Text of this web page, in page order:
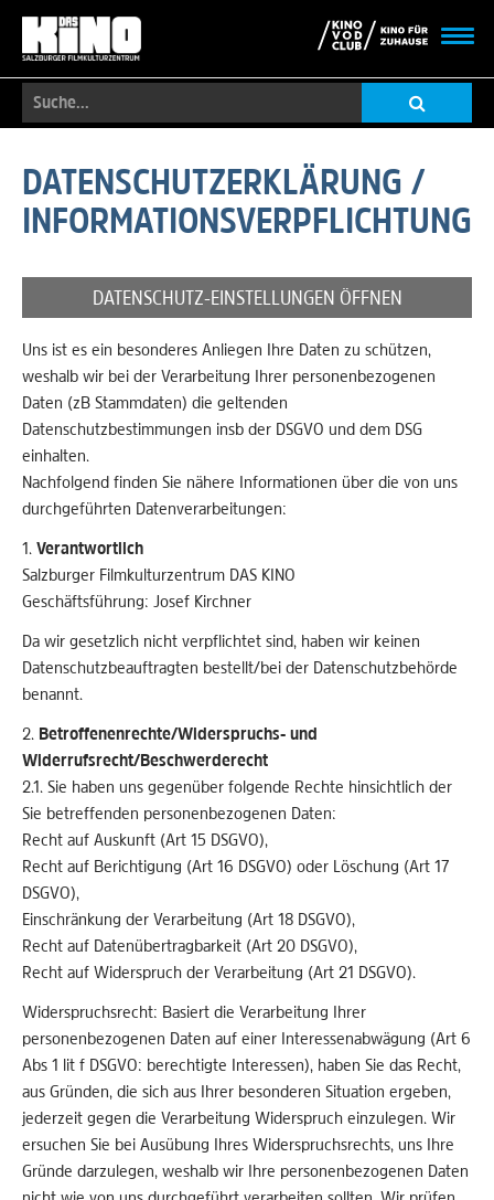
main
content
Suche...
DATENSCHUTZERKLÄRUNG /
INFORMATIONSVERPFLICHTUNG
DATENSCHUTZ-EINSTELLUNGEN ÖFFNEN
Uns ist es ein besonderes Anliegen Ihre Daten zu schützen,
weshalb wir bei der Verarbeitung Ihrer personenbezogenen
Daten (zB Stammdaten) die geltenden
Datenschutzbestimmungen insb der DSGVO und dem DSG
einhalten.
Nachfolgend finden Sie nähere Informationen über die von uns
durchgeführten Datenverarbeitungen:
1. Verantwortlich
Salzburger Filmkulturzentrum DAS KINO
Geschäftsführung: Josef Kirchner
Da wir gesetzlich nicht verpflichtet sind, haben wir keinen
Datenschutzbeauftragten bestellt/bei der Datenschutzbehörde
benannt.
2. Betroffenenrechte/Widerspruchs- und
Widerrufsrecht/Beschwerderecht
2.1. Sie haben uns gegenüber folgende Rechte hinsichtlich der
Sie betreffenden personenbezogenen Daten:
Recht auf Auskunft (Art 15 DSGVO),
Recht auf Berichtigung (Art 16 DSGVO) oder Löschung (Art 17
DSGVO),
Einschränkung der Verarbeitung (Art 18 DSGVO),
Recht auf Datenübertragbarkeit (Art 20 DSGVO),
Recht auf Widerspruch der Verarbeitung (Art 21 DSGVO).
Widerspruchsrecht: Basiert die Verarbeitung Ihrer
personenbezogenen Daten auf einer Interessenabwägung (Art 6
Abs 1 lit f DSGVO: berechtigte Interessen), haben Sie das Recht,
aus Gründen, die sich aus Ihrer besonderen Situation ergeben,
jederzeit gegen die Verarbeitung Widerspruch einzulegen. Wir
ersuchen Sie bei Ausübung Ihres Widerspruchsrechts, uns Ihre
Gründe darzulegen, weshalb wir Ihre personenbezogenen Daten